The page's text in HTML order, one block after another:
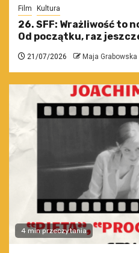
Film Kultura
26. SFF: Wrażliwość to
Od początku, raz
21/07/2026 Maja Grabowska
4 min przeczytania